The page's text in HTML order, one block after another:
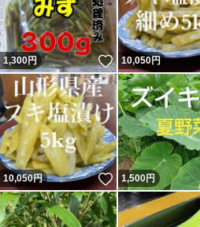
1,300円 いいね！
10,050円
10,050円 いいね！
1,500円